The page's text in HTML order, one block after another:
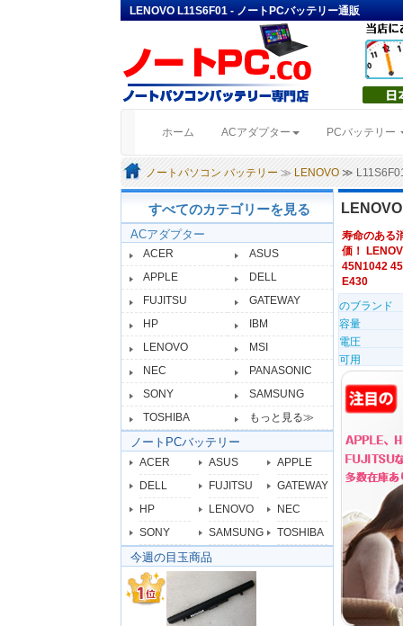
LENOVO L11S6F01 - ノートPCバッテリー通販
ホーム (current)ACアダプター PCバッテリー
ノートパソコン バッテリー ≫ LENOVO ≫
すべてのカテゴリーを見る
ACアダプター
ACER
ASUS
APPLE
DELL
FUJITSU
GATEWAY
HP
IBM
LENOVO
MSI
NEC
PANASONIC
SONY
SAMSUNG
TOSHIBA
もっと見る≫
ノートPCバッテリー
ACER ASUS
APPLE
DELL
FUJITSU
GATEWAY
HP
LENOVO
NEC
SONY
SAMSUNG TOSHIBA
今週の目玉商品
寿命のある
価！
45N1042
E430
のブランド
容量
電圧
可用